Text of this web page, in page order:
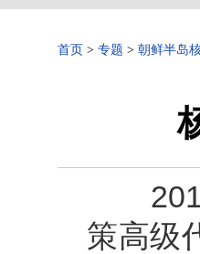
首页 > 专题 > 朝鲜半岛
2017
策高级